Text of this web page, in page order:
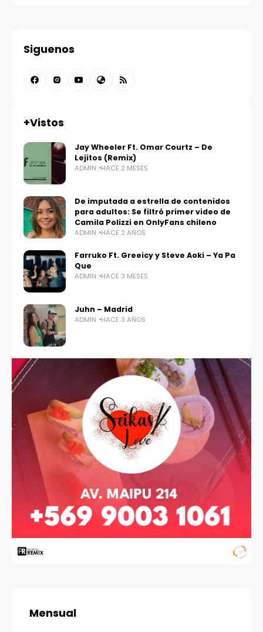
Siguenos
+Vistos
Jay Wheeler Ft. Omar Courtz – De
Lejitos (Remix)
ADMIN HACE 2 MESES
De imputada a estrella de contenidos
para adultos: Se filtró primer video de
Camila Polizzi en OnlyFans chileno
ADMIN HACE 2 AÑOS
Farruko Ft. Greeicy y Steve Aoki – Ya Pa
Que
ADMIN HACE 3 MESES
Juhn – Madrid
ADMIN HACE 3 AÑOS
Mensual